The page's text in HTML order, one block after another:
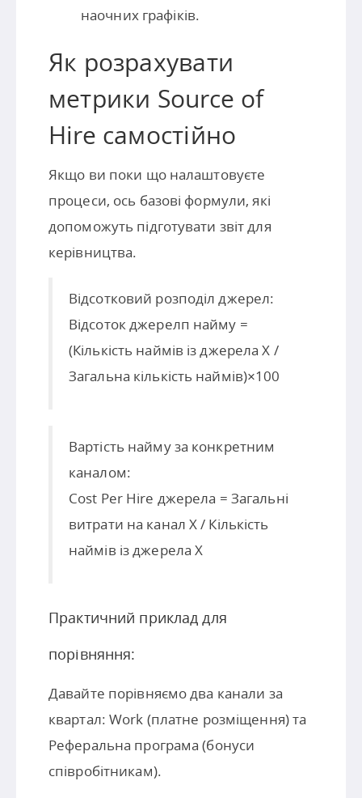
наочних графіків.
Як розрахувати
метрики Source of
Hire самостійно
Якщо ви поки що налаштовуєте
процеси, ось базові формули, які
допоможуть підготувати звіт для
керівництва.
Відсотковий розподіл джерел:
Відсоток джерелп найму =
(Кількість наймів із джерела X​ /
Загальна кількість наймів)×100
Вартість найму за конкретним
каналом:
Cost Per Hire джерела = Загальні
витрати на канал X / Кількість
наймів із джерела X​
Практичний приклад для
порівняння:
Давайте порівняємо два канали за
квартал: Work (платне розміщення) та
Реферальна програма (бонуси
співробітникам).